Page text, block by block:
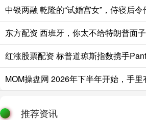
东方配资 西班牙，你太不给特朗普面
推荐资讯